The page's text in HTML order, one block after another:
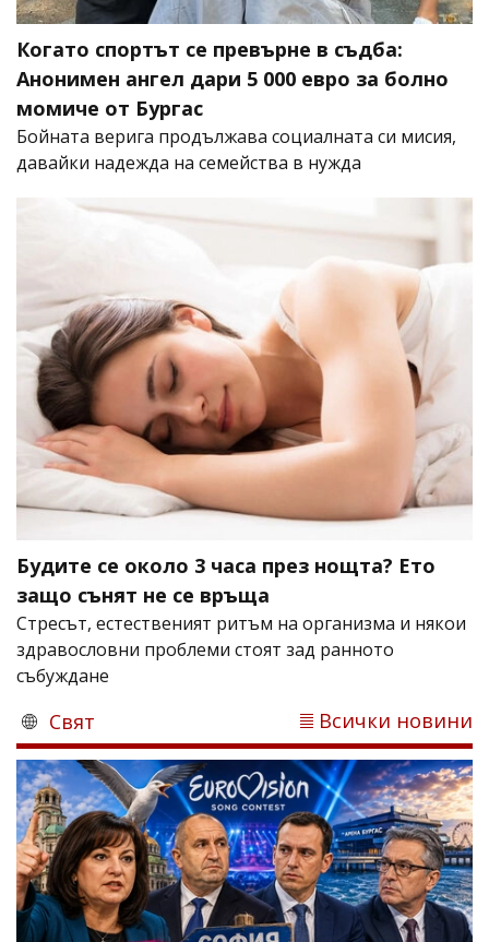
Когато спортът се превърне в съдба:
Анонимен ангел дари 5 000 евро за болно
момиче от Бургас
Бойната верига продължава социалната си мисия,
давайки надежда на семейства в нужда
Будите се около 3 часа през нощта? Ето
защо сънят не се връща
Стресът, естественият ритъм на организма и някои
здравословни проблеми стоят зад ранното
събуждане
Свят Всички новини